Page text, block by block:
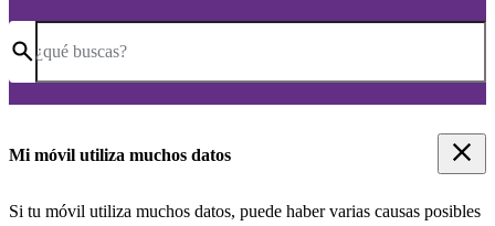
¿qué buscas?
Mi móvil utiliza muchos datos
Si tu móvil utiliza muchos datos, puede haber varias causas posibles